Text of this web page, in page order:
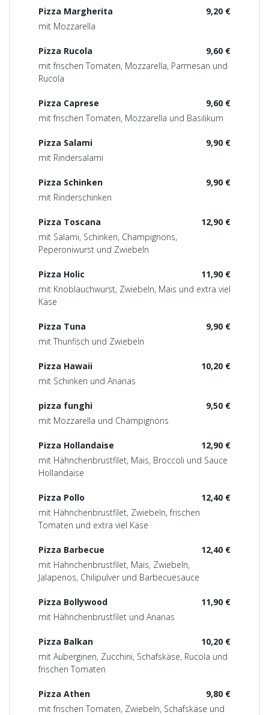
9,20 €
Pizza Margherita
mit Mozzarella
9,60 €
Pizza Rucola
mit frischen Tomaten, Mozzarella, Parmesan und
Rucola
9,60 €
Pizza Caprese
mit frischen Tomaten, Mozzarella und Basilikum
9,90 €
Pizza Salami
mit Rindersalami
9,90 €
Pizza Schinken
mit Rinderschinken
12,90 €
Pizza Toscana
mit Salami, Schinken, Champignons,
Peperoniwurst und Zwiebeln
11,90 €
Pizza Holic
mit Knoblauchwurst, Zwiebeln, Mais und extra viel
Käse
9,90 €
Pizza Tuna
mit Thunfisch und Zwiebeln
10,20 €
Pizza Hawaii
mit Schinken und Ananas
9,50 €
pizza funghi
mit Mozzarella und Champignons
12,90 €
Pizza Hollandaise
mit Hähnchenbrustfilet, Mais, Broccoli und Sauce
Hollandaise
12,40 €
Pizza Pollo
mit Hähnchenbrustfilet, Zwiebeln, frischen
Tomaten und extra viel Käse
12,40 €
Pizza Barbecue
mit Hähnchenbrustfilet, Mais, Zwiebeln,
Jalapenos, Chilipulver und Barbecuesauce
11,90 €
Pizza Bollywood
mit Hähnchenbrustfilet und Ananas
10,20 €
Pizza Balkan
mit Auberginen, Zucchini, Schafskäse, Rucola und
frischen Tomaten
9,80 €
Pizza Athen
mit frischen Tomaten, Zwiebeln, Schafskäse und